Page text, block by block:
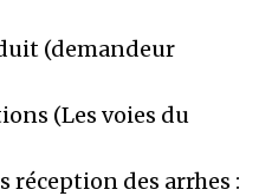
(demandeur
(Les voies du
des arrhes :